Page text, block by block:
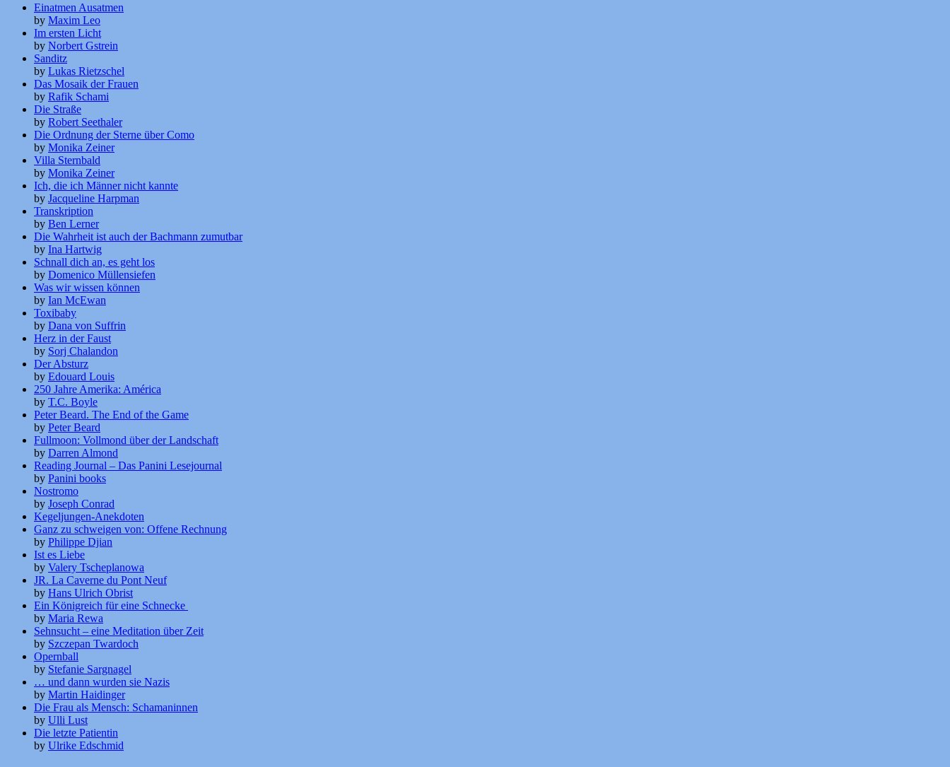
Einatmen Ausatmen
by Maxim Leo
Im ersten Licht
by Norbert Gstrein
Sanditz
by Lukas Rietzschel
Das Mosaik der Frauen
by Rafik Schami
Die Straße
by Robert Seethaler
Die Ordnung der Sterne über Como
by Monika Zeiner
Villa Sternbald
by Monika Zeiner
Ich, die ich Männer nicht kannte
by Jacqueline Harpman
Transkription
by Ben Lerner
Die Wahrheit ist auch der Bachmann zumutbar
by Ina Hartwig
Schnall dich an, es geht los
by Domenico Müllensiefen
Was wir wissen können
by Ian McEwan
Toxibaby
by Dana von Suffrin
Herz in der Faust
by Sorj Chalandon
Der Absturz
by Edouard Louis
250 Jahre Amerika: América
by T.C. Boyle
Peter Beard. The End of the Game
by Peter Beard
Fullmoon: Vollmond über der Landschaft
by Darren Almond
Reading Journal – Das Panini Lesejournal
by Panini books
Nostromo
by Joseph Conrad
Kegeljungen-Anekdoten
Ganz zu schweigen von: Offene Rechnung
by Philippe Djian
Ist es Liebe
by Valery Tscheplanowa
JR. La Caverne du Pont Neuf
by Hans Ulrich Obrist
Ein Königreich für eine Schnecke
by Maria Rewa
Sehnsucht – eine Meditation über Zeit
by Szczepan Twardoch
Opernball
by Stefanie Sargnagel
… und dann wurden sie Nazis
by Martin Haidinger
Die Frau als Mensch: Schamaninnen
by Ulli Lust
Die letzte Patientin
by Ulrike Edschmid